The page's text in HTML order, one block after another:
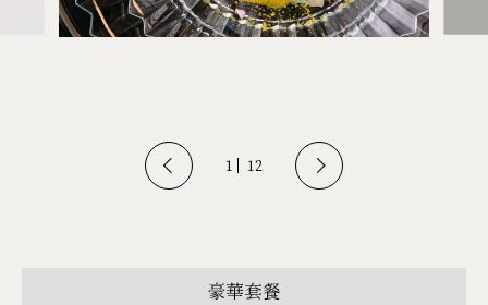
1 12
豪華套餐